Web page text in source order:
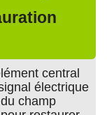
central
électrique
champ